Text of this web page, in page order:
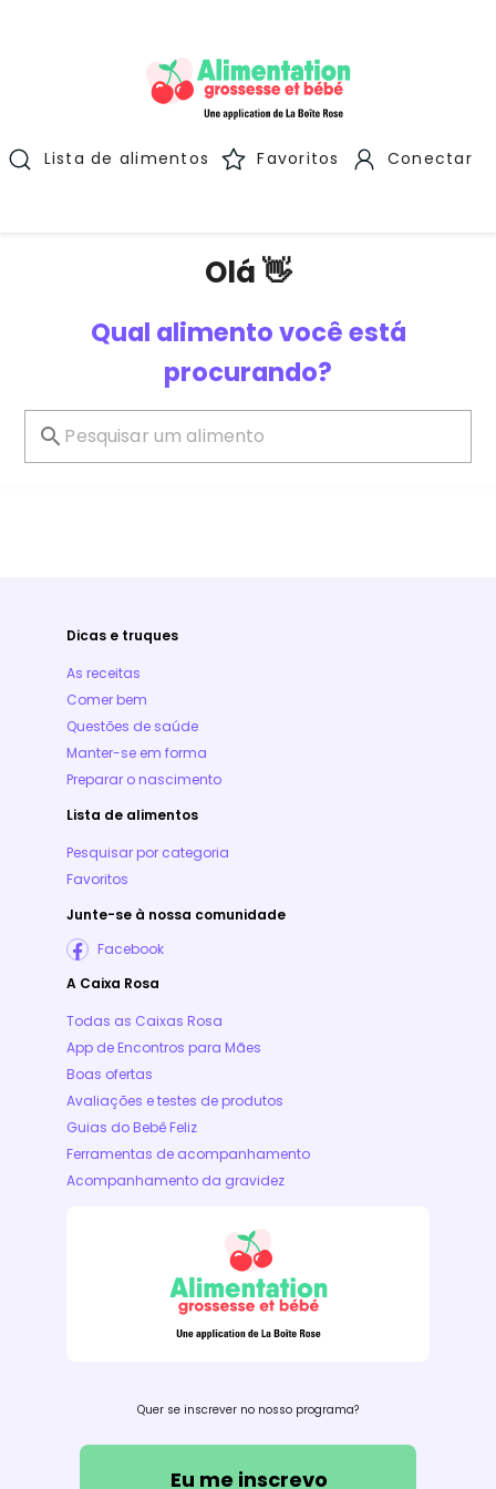
Lista de alimentos Favoritos Conectar
Olá 👋
Qual alimento você está
procurando?
Dicas e truques
As receitas
Comer bem
Questões de saúde
Manter-se em forma
Preparar o nascimento
Lista de alimentos
Pesquisar por categoria
Favoritos
Junte-se à nossa comunidade
Facebook
A Caixa Rosa
Todas as Caixas Rosa
App de Encontros para Mães
Boas ofertas
Avaliações e testes de produtos
Guias do Bebê Feliz
Ferramentas de acompanhamento
Acompanhamento da gravidez
Quer se inscrever no nosso programa?
Eu me inscrevo